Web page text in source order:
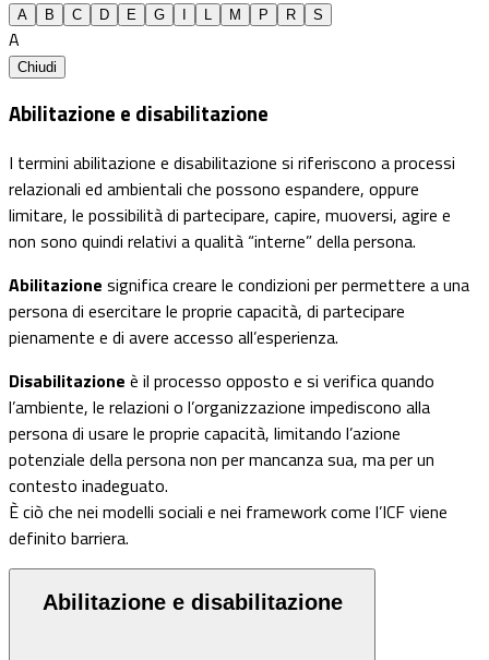
A B C D E G I L M P R S
A
Chiudi
Abilitazione e disabilitazione
I termini abilitazione e disabilitazione si riferiscono a processi
relazionali ed ambientali che possono espandere, oppure
limitare, le possibilità di partecipare, capire, muoversi, agire e
non sono quindi relativi a qualità “interne” della persona.
Abilitazione significa creare le condizioni per permettere a una
persona di esercitare le proprie capacità, di partecipare
pienamente e di avere accesso all’esperienza.
Disabilitazione è il processo opposto e si verifica quando
l’ambiente, le relazioni o l’organizzazione impediscono alla
persona di usare le proprie capacità, limitando l’azione
potenziale della persona non per mancanza sua, ma per un
contesto inadeguato.
È ciò che nei modelli sociali e nei framework come l’ICF viene
definito barriera.
Abilitazione e disabilitazione